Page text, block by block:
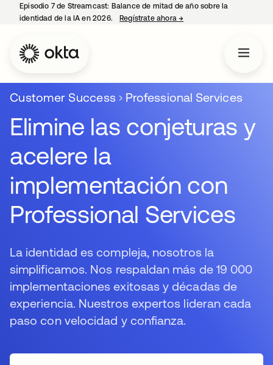
Episodio 7 de Streamcast: Balance de mitad de año sobre la
identidad de la IA en 2026.
Regístrate ahora→
Customer Success Professional Services
Elimine las conjeturas y
acelere la
implementación con
Professional Services
La identidad es compleja, nosotros la
simplificamos. Nos respaldan más de 19 000
implementaciones exitosas y décadas de
experiencia. Nuestros expertos lideran cada
paso con velocidad y confianza.